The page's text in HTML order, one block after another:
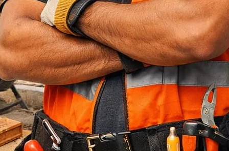
Jasa Bore Pile
Pagar Panel Beton
Sewa Alat Berat
Sewa Crane
Sewa Excavator
Sewa Excavator
Sewa Forklift
U Ditch Beton
Uncategorized